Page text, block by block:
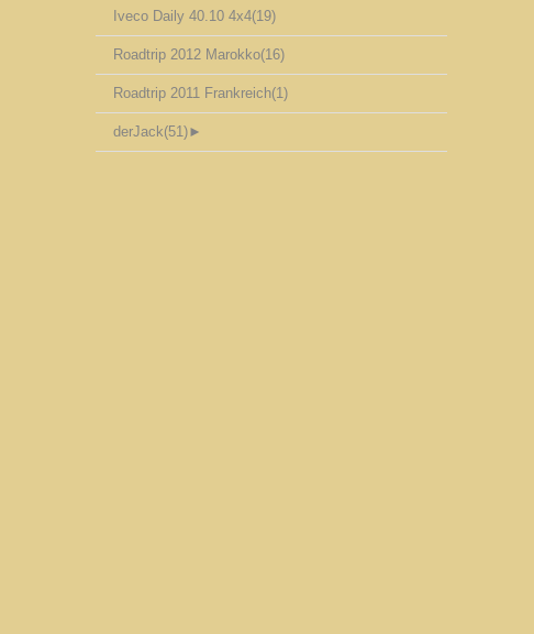
Iveco Daily 40.10 4x4(19)
Roadtrip 2012 Marokko(16)
Roadtrip 2011 Frankreich(1)
derJack(51)►